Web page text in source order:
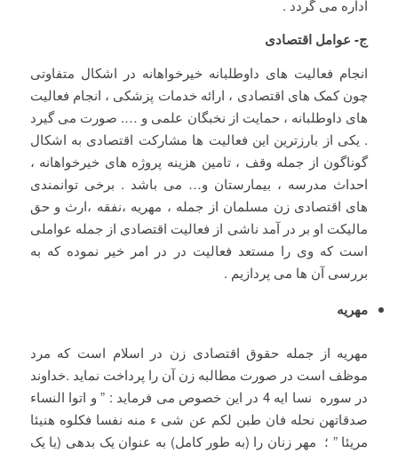
اداره می گردد .
ج- عوامل اقتصادی
انجام فعالیت های داوطلبانه خیرخواهانه در اشکال متفاوتی
چون کمک های اقتصادی ، ارائه خدمات پزشکی ، انجام فعالیت
های داوطلبانه ، حمایت از نخبگان علمی و …. صورت می گیرد
. یکی از بارزترین این فعالیت ها مشارکت اقتصادی به اشکال
گوناگون از جمله وقف ، تامین هزینه پروژه های خیرخواهانه ،
احداث مدرسه ، بیمارستان و… می باشد . برخی توانمندی
های اقتصادی زن مسلمان از جمله ، مهریه ،نفقه ،ارث و حق
مالیکت او بر در آمد ناشی از فعالیت اقتصادی از جمله عواملی
است که وی را مستعد فعالیت در در امر خیر نموده که به
بررسی آن ها می پردازیم .
مهریه
مهریه از جمله حقوق اقتصادی زن در اسلام است که مرد
موظف است در صورت مطالبه زن آن را پرداخت نماید .خداوند
در سوره نسا ایه 4 در این خصوص می فرماید : ” و اتوا النساء
صدقاتهن نحله فان طبن لکم عن شی ء منه نفسا فکلوه هنیئا
مریئا ” ؛ مهر زنان را (به طور کامل) به عنوان یک بدهی (یا یک